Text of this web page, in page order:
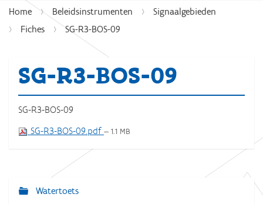
Home Beleidsinstrumenten
Signaalgebieden
Fiches
SG-R3-BOS-09
SG-R3-BOS-09
SG-R3-BOS-09
SG-R3-BOS-09.pdf — 1.1 MB
N
Watertoets